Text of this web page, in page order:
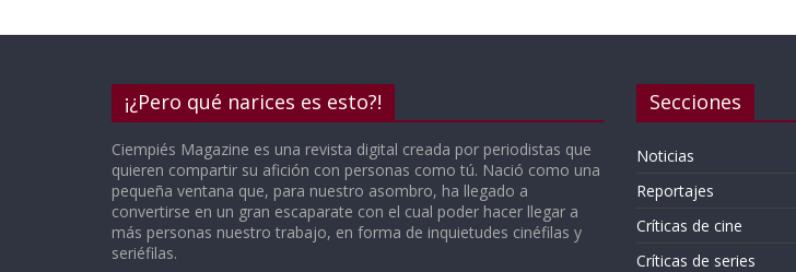
¡¿Pero qué narices es esto?!
Ciempiés Magazine es una revista digital creada por periodistas que
quieren compartir su afición con personas como tú. Nació como una
pequeña ventana que, para nuestro asombro, ha llegado a
convertirse en un gran escaparate con el cual poder hacer llegar a
más personas nuestro trabajo, en forma de inquietudes cinéfilas y
seriéfilas.
Secciones
Noticias
Reportajes
Críticas de cine
Críticas de series